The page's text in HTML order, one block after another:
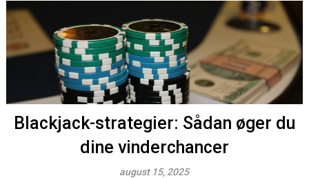
Blackjack-strategier: Sådan øger du
dine vinderchancer
august 15, 2025